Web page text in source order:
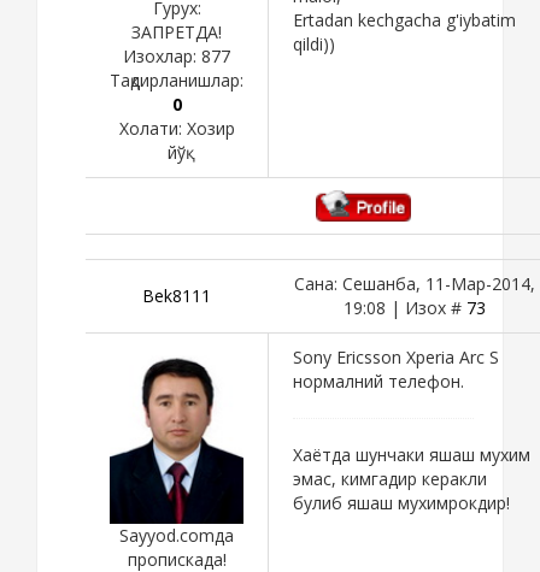
Гурух:
ЗАПРЕТДА!
Изохлар: 877
Тақдирланишлар:
0
Холати: Хозир
йўқ
Ertadan kechgacha g'iybatim
qildi))
Bek8111
Сана: Сешанба, 11-Мар-2014,
19:08 | Изох # 73
Sayyod.comда
пропискада!
Sony Ericsson Xperia Arc S
нормалний телефон.
Хаётда шунчаки яшаш мухим
эмас, кимгадир керакли
булиб яшаш мухимрокдир!